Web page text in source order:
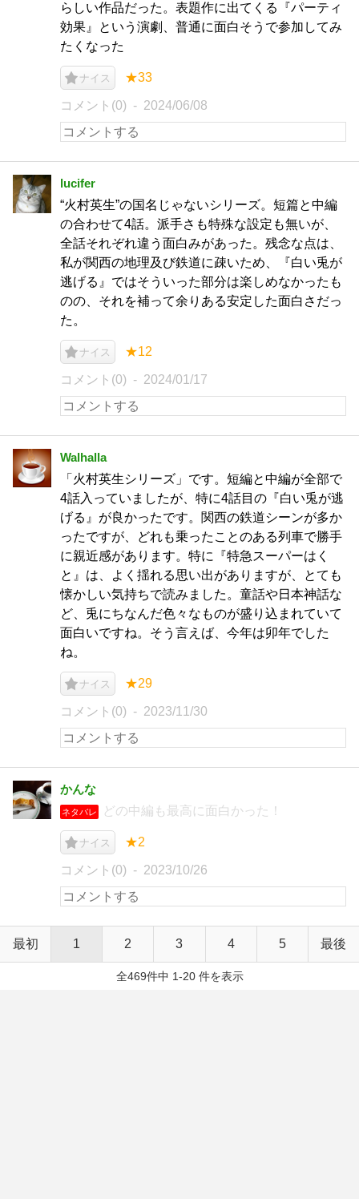
らしい作品だった。表題作に出てくる『パーティ
効果』という演劇、普通に面白そうで参加してみ
たくなった
ナイス ★33
コメント(0) 2024/06/08
lucifer
“火村英生”の国名じゃないシリーズ。短篇と中編
の合わせて4話。派手さも特殊な設定も無いが、
全話それぞれ違う面白みがあった。残念な点は、
私が関西の地理及び鉄道に疎いため、『白い兎が
逃げる』ではそういった部分は楽しめなかったも
のの、それを補って余りある安定した面白さだっ
た。
ナイス ★12
コメント(0) 2024/01/17
Walhalla
「火村英生シリーズ」です。短編と中編が全部で
4話入っていましたが、特に4話目の『白い兎が逃
げる』が良かったです。関西の鉄道シーンが多か
ったですが、どれも乗ったことのある列車で勝手
に親近感があります。特に『特急スーパーはく
と』は、よく揺れる思い出がありますが、とても
懐かしい気持ちで読みました。童話や日本神話な
ど、兎にちなんだ色々なものが盛り込まれていて
面白いですね。そう言えば、今年は卯年でした
ね。
ナイス ★29
コメント(0) 2023/11/30
かんな
ネタバレ どの中編も最高に面白かった！
ナイス ★2
コメント(0) 2023/10/26
最初 1 2 3 4 5 最後
全469件中 1-20 件を表示